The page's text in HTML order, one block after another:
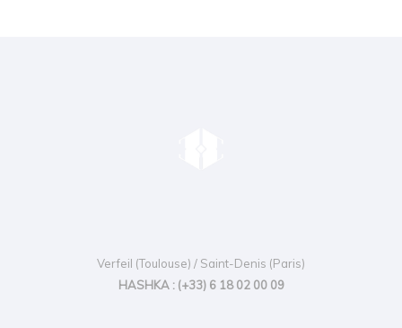
Verfeil (Toulouse) / Saint-Denis (Paris)
HASHKA : (+33) 6 18 02 00 09